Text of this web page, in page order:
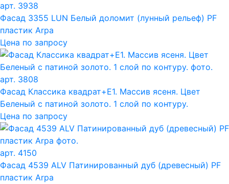
арт. 3938
Фасад 3355 LUN Белый доломит (лунный рельеф) PF
пластик Arpa
Цена по запросу
арт. 3808
Фасад Классика квадрат+Е1. Массив ясеня. Цвет
Беленый с патиной золото. 1 слой по контуру.
Цена по запросу
арт. 4150
Фасад 4539 ALV Патинированный дуб (древесный) PF
пластик Arpa